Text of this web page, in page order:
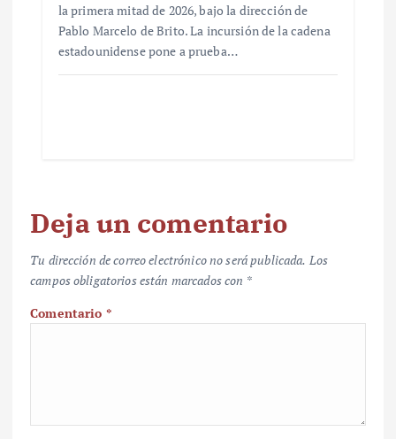
la primera mitad de 2026, bajo la dirección de
Pablo Marcelo de Brito. La incursión de la cadena
estadounidense pone a prueba…
Deja un comentario
Tu dirección de correo electrónico no será publicada. Los
campos obligatorios están marcados con *
Comentario *